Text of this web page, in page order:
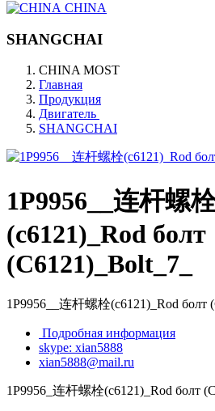
CHINA
SHANGCHAI
CHINA MOST
Главная
Продукция
Двигатель
SHANGCHAI
1P9956__连杆螺
(c6121)_Rod болт
(C6121)_Bolt_7_
1P9956__连杆螺栓(c6121)_Rod болт
Подробная информация
skype: xian5888
xian5888@mail.ru
1P9956_连杆螺栓(c6121)_Rod болт